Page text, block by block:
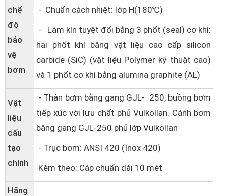
chế
độ
bảo
vệ
bơm
- Chuẩn cách nhiệt: lớp H(180℃)
- Làm kín tuyệt đối bằng 3 phốt (seal) cơ khí:
hai phốt khí bằng vật liệu cao cấp silicon
carbide (SiC) (vật liệu Polymer kỹ thuật cao)
và 1 phốt cơ khí bằng alumina graphite (AL)
Vật
liệu
cấu
tạo
chính
- Thân bơm bằng gang GJL- 250, buồng bơm
tiếp xúc với lưu chất phủ Vulkollan. Cánh bơm
bằng gang GJL-250 phủ lớp Vulkollan
- Trục bơm: ANSI 420 (Inox 420)
Kèm theo: Cáp chuẩn dài 10 mét
Hãng